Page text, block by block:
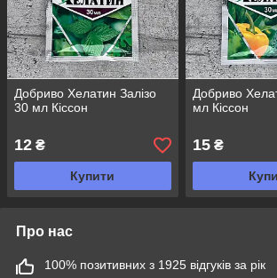
Добриво Хелатин Залізо
30 мл Кіссон
12 ₴
Купити
Добриво
мл Кіссон
15₴
Про нас
100% позитивних з 1925 відгуків за рік